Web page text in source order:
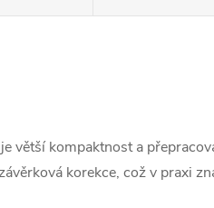
kompaktnost a
korekce, což v praxi